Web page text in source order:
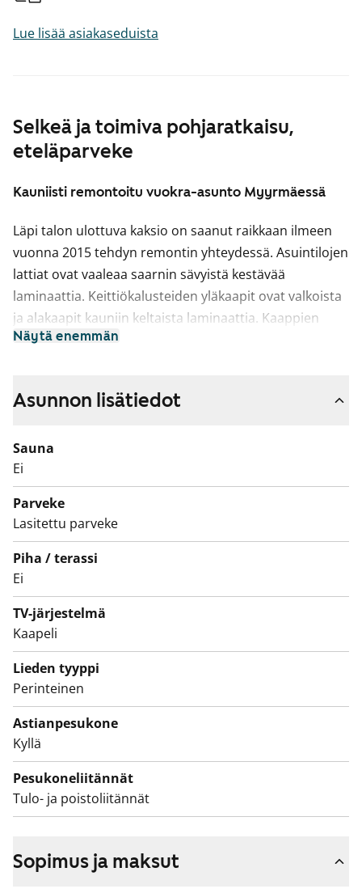
Selkeä ja toimiva pohjaratkaisu,
eteläparveke
Kauniisti remontoitu vuokra-asunto Myyrmäessä
Läpi talon ulottuva kaksio on saanut raikkaan ilmeen
vuonna 2015 tehdyn remontin yhteydessä. Asuintilojen
lattiat ovat vaaleaa saarnin sävyistä kestävää
laminaattia. Keittiökalusteiden yläkaapit ovat valkoista
ja alakaapit kauniin keltaista laminaattia. Kaappien
välitilassa on valkoiset kiiltävät laatat ja tiskiallas on
jää-pakastinkaappi, keraaminen liesi ja
Kylpyhuoneet on laatoitettu kauttaaltaan. Pirteä
kiiltävä koboltinsininen seinälaatta piristää muutoin
kylpyhuoneen rauhallisen valkoista ilmettä. Beigen
sävyisessä lattiassa on mukavuuslämmitys ja
suihkunurkassa on kätevä kääntyvä lasiseinäke.
Kylpyhuoneeseen on varattu tila ja liitännät
pyykinpesukonetta ja kuivausrumpua varten.
Näytä enemmän
Lue lisää asiakaseduista
Asunnon lisätiedot
Sauna
Ei
Parveke
Lasitettu parveke
Piha / terassi
Ei
TV-järjestelmä
Kaapeli
Lieden tyyppi
Perinteinen
Astianpesukone
Kyllä
Pesukoneliitännät
Tulo- ja poistoliitännät
Sopimus ja maksut